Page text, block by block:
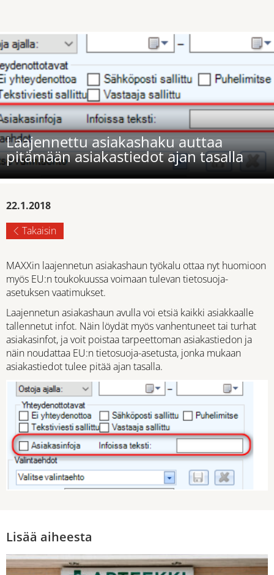
Laajennettu asiakashaku auttaa
pitämään asiakastiedot ajan tasalla
22.1.2018
Takaisin
MAXXin laajennetun asiakashaun työkalu ottaa nyt huomioon
myös EU:n toukokuussa voimaan tulevan tietosuoja-
asetuksen vaatimukset.
Laajennetun asiakashaun avulla voi etsiä kaikki asiakkaalle
tallennetut infot. Näin löydät myös vanhentuneet tai turhat
asiakasinfot, ja voit poistaa tarpeettoman asiakastiedon ja
näin noudattaa EU:n tietosuoja-asetusta, jonka mukaan
asiakastiedot tulee pitää ajan tasalla.
Lisää aiheesta